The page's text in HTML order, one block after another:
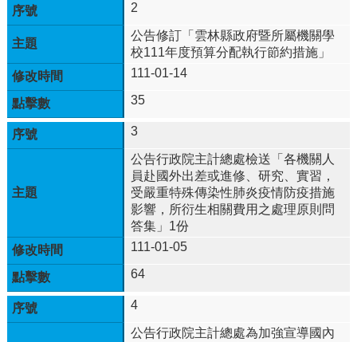
115
學
年
度
學
生
總
量
管
法
年
度
新
生
入
學
2
公告修訂「雲林縣政府暨所屬機關學
校111年度預算分配執行節約措施」
111-01-14
35
3
公告行政院主計總處檢送「各機關人
員赴國外出差或進修、研究、實習，
受嚴重特殊傳染性肺炎疫情防疫措施
影響，所衍生相關費用之處理原則問
答集」1份
111-01-05
64
4
公告行政院主計總處為加強宣導國內